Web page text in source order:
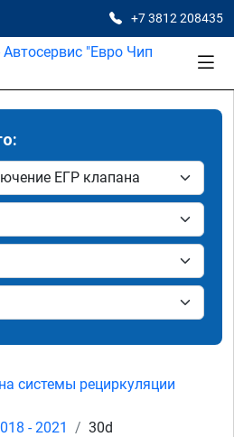
+7 3812 208435
системы рециркуляции
- 2021 30d